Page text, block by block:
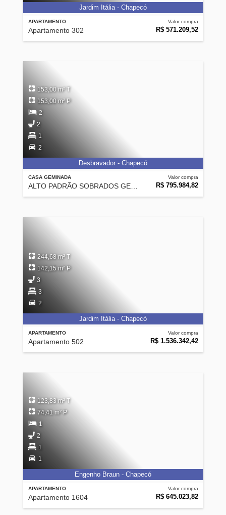
APARTAMENTO
Apartamento 302
Valor compra
R$ 571.209,52
Jardim Itália - Chapecó
CASA GEMINADA
ALTO PADRÃO SOBRADOS GEMINADOS NO DESBRAVADOR
Valor compra
R$ 795.984,82
153,00 m² T
153,00 m² P
2
2
1
2
Desbravador - Chapecó
APARTAMENTO
Apartamento 502
Valor compra
R$ 1.536.342,42
244,68 m² T
142,15 m² P
3
3
2
Jardim Itália - Chapecó
APARTAMENTO
Apartamento 1604
Valor compra
R$ 645.023,82
123,83 m² T
74,41 m² P
1
2
1
1
Engenho Braun - Chapecó